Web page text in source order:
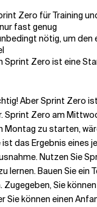
Zero für Training
fast genug
nötig, um den
Sprint Zero ist eine
Aber Sprint Zero
Sprint Zero am
Montag zu starten,
das Ergebnis eines
Nutzen Sie
lernen. Bauen Sie ein
Sie können
Sie können einen